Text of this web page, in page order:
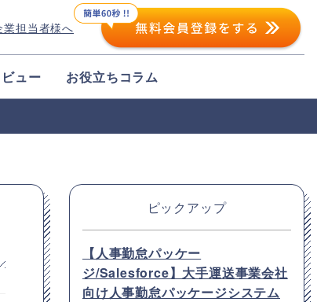
業担当者様へ
ュー お役立ちコラム
ピックアップ
【人事勤怠パッケー
ジ/Salesforce】大手運送事業会社
向け人事勤怠パッケージシステム